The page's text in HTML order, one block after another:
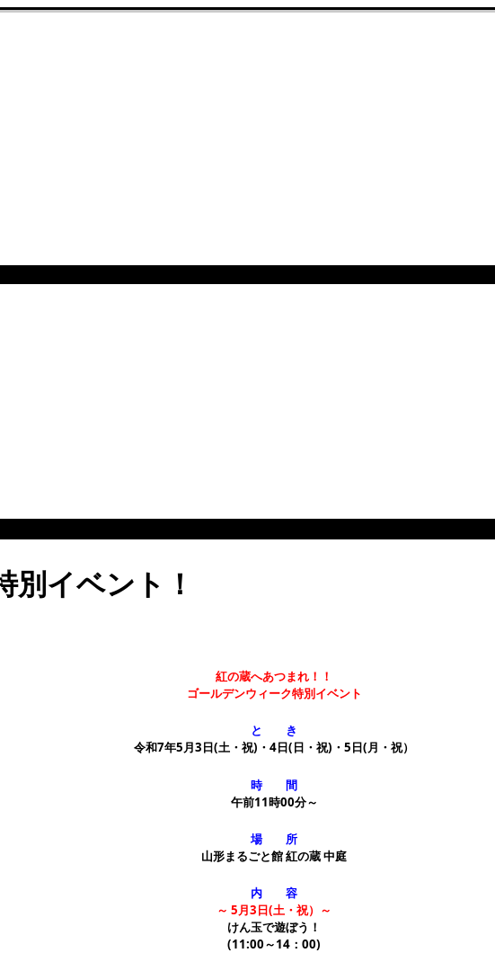
別イベント！
紅の蔵へあつまれ！！
ゴールデンウィーク特別イベント
と き
令和7年5月3日(土・祝)・4日(日・祝) ・5日(月・祝）
時 間
午前11時00分～
場 所
山形まるごと館 紅の蔵 中庭
内 容
～ 5月3日(土・祝）～
けん玉で遊ぼう！
(11:00～14：00)